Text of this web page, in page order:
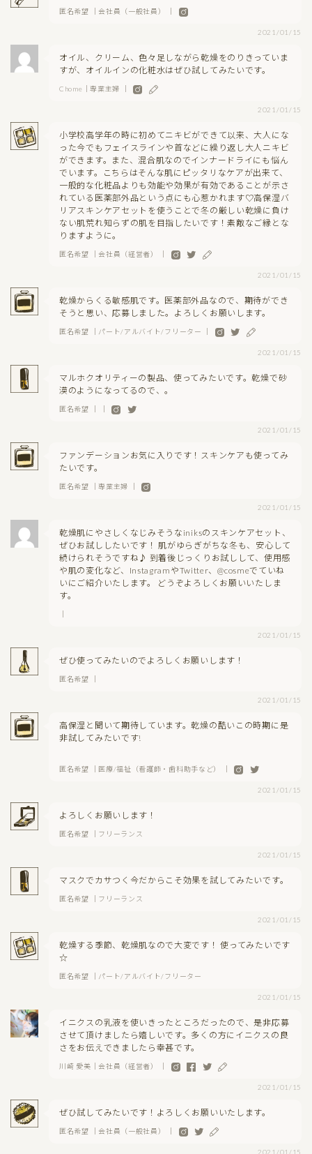
匿名希望 ｜会社員（一般社員） ｜
2021/01/15
オイル、クリーム、色々足しながら乾燥をのりきっていま
すが、オイルインの化粧水はぜひ試してみたいです。
Chome｜専業主婦 ｜
2021/01/15
小学校高学年の時に初めてニキビができて以来、大人にな
った今でもフェイスラインや首などに繰り返し大人ニキビ
ができます。また、混合肌なのでインナードライにも悩ん
でいます。こちらはそんな肌にピッタリなケアが出来て、
一般的な化粧品よりも効能や効果が有効であることが示さ
れている医薬部外品という点にも心惹かれます♡高保湿バ
リアスキンケアセットを使うことで冬の厳しい乾燥に負け
ない肌荒れ知らずの肌を目指したいです！素敵なご縁とな
りますように。
匿名希望 ｜会社員（経営者） ｜
2021/01/15
乾燥からくる敏感肌です。医薬部外品なので、期待ができ
そうと思い、応募しました。よろしくお願いします。
匿名希望 ｜パート/アルバイト/フリーター ｜
2021/01/15
マルホクオリティーの製品、使ってみたいです。乾燥で砂
漠のようになってるので、。
匿名希望 ｜ ｜
2021/01/15
ファンデーションお気に入りです！スキンケアも使ってみ
たいです。
匿名希望 ｜専業主婦 ｜
2021/01/15
乾燥肌にやさしくなじみそうなiniksのスキンケアセット、
ぜひお試ししたいです！ 肌がゆらぎがちな冬も、安心して
続けられそうですね♪ 到着後じっくりお試しして、使用感
や肌の変化など、InstagramやTwitter、@cosmeでていね
いにご紹介いたします。 どうぞよろしくお願いいたしま
す。
2021/01/15
ぜひ使ってみたいのでよろしくお願いします！
匿名希望 ｜
2021/01/15
高保湿と聞いて期待しています。乾燥の酷いこの時期に是
非試してみたいです!
匿名希望 ｜医療/福祉（看護師・歯科助手など） ｜
2021/01/15
よろしくお願いします！
匿名希望 ｜フリーランス
2021/01/15
マスクでカサつく今だからこそ効果を試してみたいです。
匿名希望 ｜フリーランス
2021/01/15
乾燥する季節、乾燥肌なので大変です！ 使ってみたいです
☆
匿名希望 ｜パート/アルバイト/フリーター
2021/01/15
イニクスの乳液を使いきったところだったので、是非応募
させて頂けましたら嬉しいです。多くの方にイニクスの良
さをお伝えできましたら幸甚です。
川崎 愛美｜会社員（経営者） ｜
2021/01/15
ぜひ試してみたいです！よろしくお願いいたします。
匿名希望 ｜会社員（一般社員） ｜
2021/01/15